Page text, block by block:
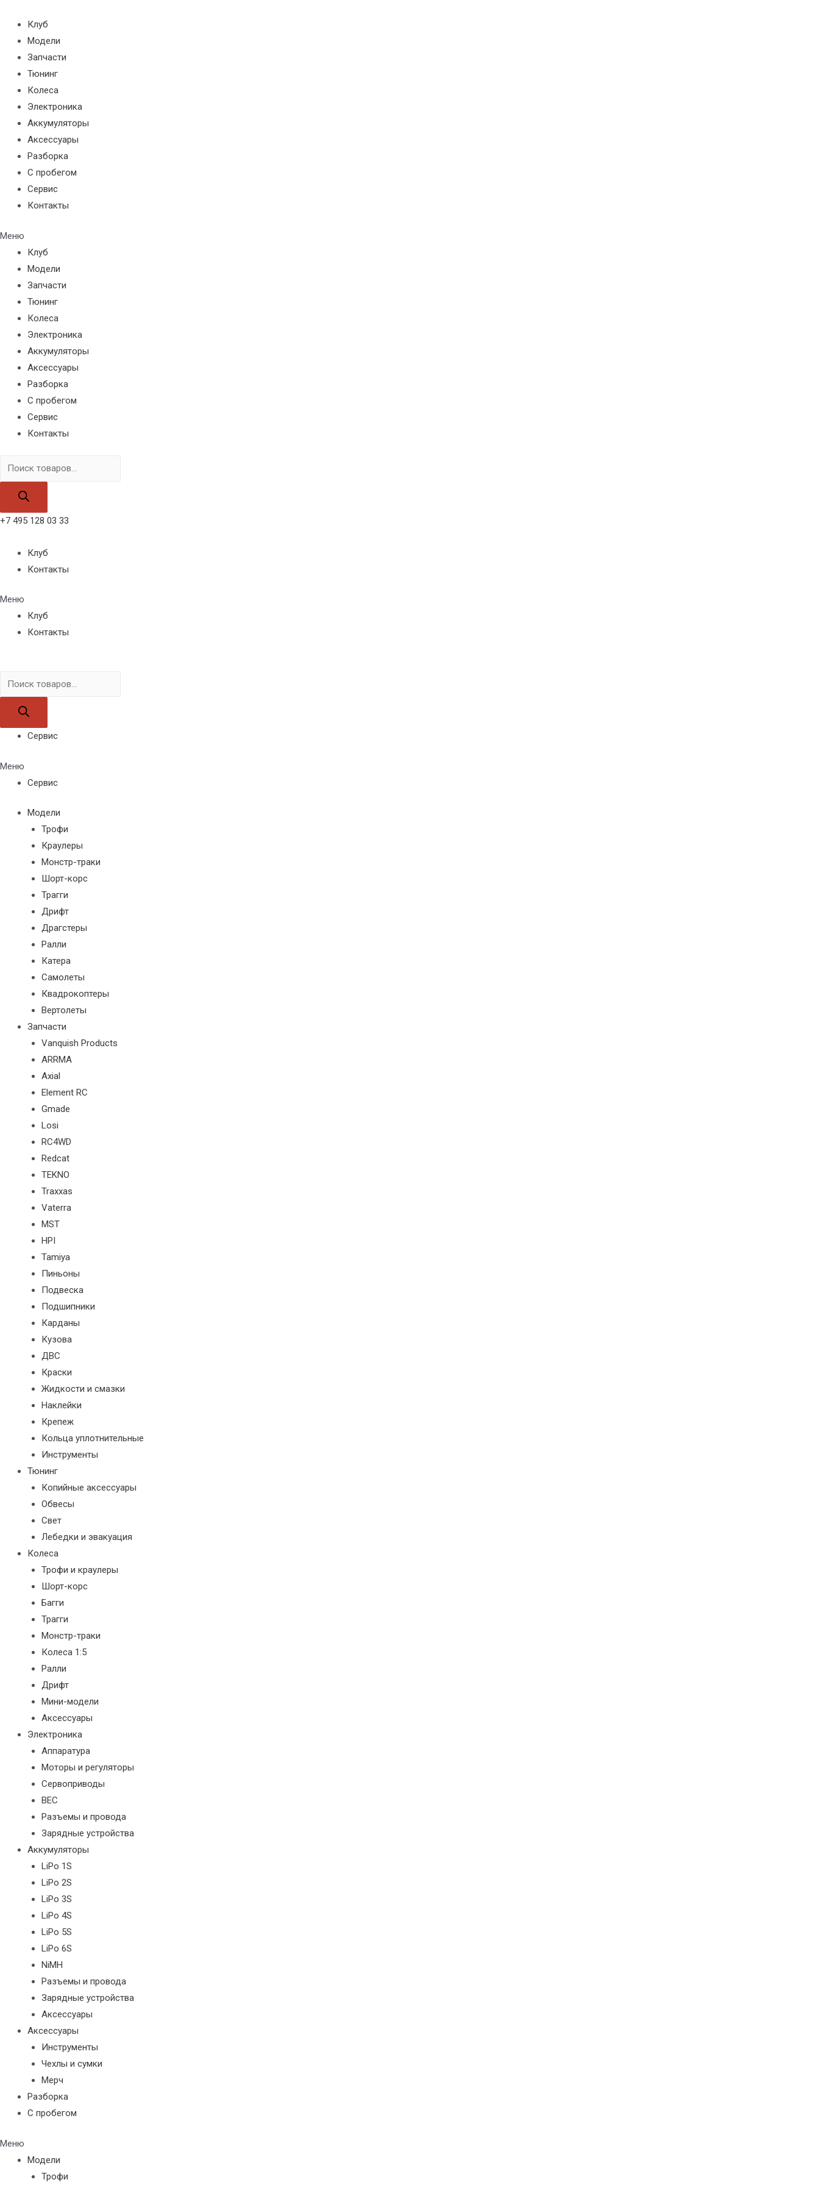
содержимому
Клуб
Модели
Запчасти
Тюнинг
Колеса
Электроника
Аккумуляторы
Аксессуары
Разборка
С пробегом
Сервис
Контакты
Меню
Клуб
Модели
Запчасти
Тюнинг
Колеса
Электроника
Аккумуляторы
Аксессуары
Разборка
С пробегом
Сервис
Контакты
Поиск
товаров
+7 495 128 03 33
Клуб
Контакты
Меню
Клуб
Контакты
Поиск
товаров
Сервис
Меню
Сервис
Модели
Трофи
Краулеры
Монстр-траки
Шорт-корс
Трагги
Дрифт
Драгстеры
Ралли
Катера
Самолеты
Квадрокоптеры
Вертолеты
Запчасти
Vanquish Products
ARRMA
Axial
Element RC
Gmade
Losi
RC4WD
Redcat
TEKNO
Traxxas
Vaterra
MST
HPI
Tamiya
Пиньоны
Подвеска
Подшипники
Карданы
Кузова
ДВС
Краски
Жидкости и смазки
Наклейки
Крепеж
Кольца уплотнительные
Инструменты
Тюнинг
Копийные аксессуары
Обвесы
Свет
Лебедки и эвакуация
Колеса
Трофи и краулеры
Шорт-корс
Багги
Трагги
Монстр-траки
Колеса 1:5
Ралли
Дрифт
Мини-модели
Аксессуары
Электроника
Аппаратура
Моторы и регуляторы
Сервоприводы
BEC
Разъемы и провода
Зарядные устройства
Аккумуляторы
LiPo 1S
LiPo 2S
LiPo 3S
LiPo 4S
LiPo 5S
LiPo 6S
NiMH
Разъемы и провода
Зарядные устройства
Аксессуары
Аксессуары
Инструменты
Чехлы и сумки
Мерч
Разборка
С пробегом
Меню
Модели
Трофи